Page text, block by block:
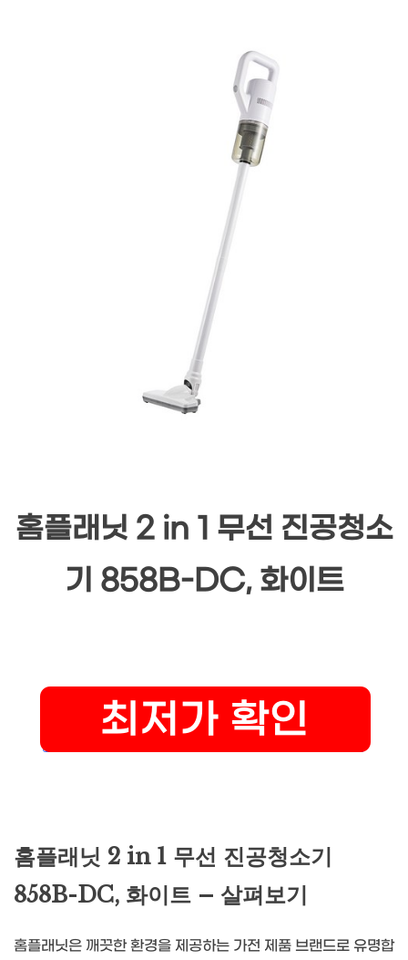
홈플래닛 2 in 1 무선 진공청소
기 858B-DC, 화이트
홈플래닛 2 in 1 무선 진공청소기
858B-DC, 화이트 – 살펴보기
홈플래닛은 깨끗한 환경을 제공하는 가전 제품 브랜드로 유명합